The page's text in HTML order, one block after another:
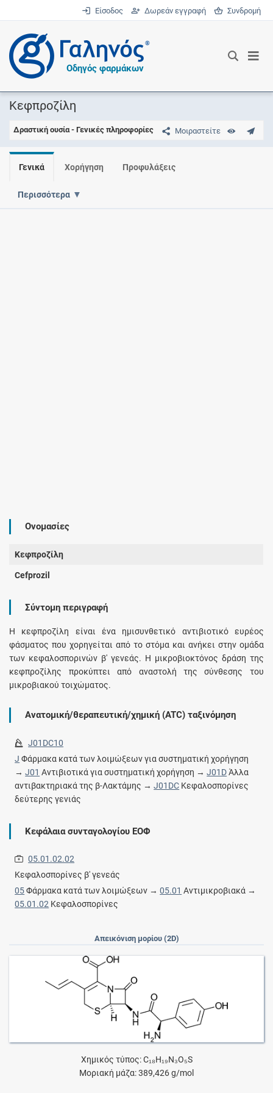
Είσοδος Δωρεάν εγγραφή Συνδρομή
®
Οδηγός φαρμάκων
Κεφπροζίλη
Μοιραστείτε
Δραστική ουσία - Γενικές πληροφορίες
Γενικά Χορήγηση Προφυλάξεις
Περισσότερα
Ονομασίες
Κεφπροζίλη
Cefprozil
Σύντομη περιγραφή
Η κεφπροζίλη είναι ένα ημισυνθετικό αντιβιοτικό ευρέος
φάσματος που χορηγείται από το στόμα και ανήκει στην ομάδα
των κεφαλοσπορινών β' γενεάς. Η μικροβιοκτόνος δράση της
κεφπροζίλης προκύπτει από αναστολή της σύνθεσης του
μικροβιακού τοιχώματος.
Ανατομική/θεραπευτική/χημική (ATC) ταξινόμηση
J01DC10
J Φάρμακα κατά των λοιμώξεων για συστηματική χορήγηση
→J01 Αντιβιοτικά για συστηματική χορήγηση →J01DΆλλα
αντιβακτηριακά της β-Λακτάμης →J01DC Κεφαλοσπορίνες
δεύτερης γενιάς
Κεφάλαια συνταγολογίου ΕΟΦ
05.01.02.02
Κεφαλοσπορίνες β' γενεάς
05Φάρμακα κατά των λοιμώξεων →05.01 Αντιμικροβιακά →
05.01.02 Κεφαλοσπορίνες
Απεικόνιση μορίου (2D)
Χημικός τύπος: C₁₈H₁₉N₃O₅S
Μοριακή μάζα: 389,426 g/mol